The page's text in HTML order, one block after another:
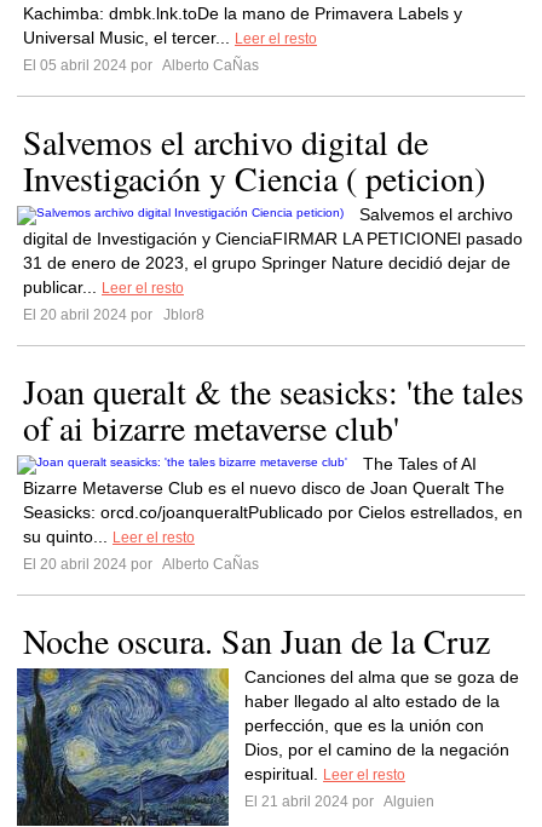
Kachimba: dmbk.lnk.toDe la mano de Primavera Labels y
Universal Music, el tercer...
Leer el resto
El 05 abril 2024 por Alberto CaÑas
Salvemos el archivo digital de
Investigación y Ciencia ( peticion)
Salvemos el archivo
digital de Investigación y CienciaFIRMAR LA PETICIONEl pasado
31 de enero de 2023, el grupo Springer Nature decidió dejar de
publicar...
Leer el resto
El 20 abril 2024 por
Jblor8
Joan queralt & the seasicks: 'the tales
of ai bizarre metaverse club'
The Tales of AI
Bizarre Metaverse Club es el nuevo disco de Joan Queralt The
Seasicks: orcd.co/joanqueraltPublicado por Cielos estrellados, en
su quinto...
Leer el resto
El 20 abril 2024 por Alberto CaÑas
Noche oscura. San Juan de la Cruz
Canciones del alma que se goza de
haber llegado al alto estado de la
perfección, que es la unión con
Dios, por el camino de la negación
espiritual.
Leer el resto
El 21 abril 2024 por Alguien